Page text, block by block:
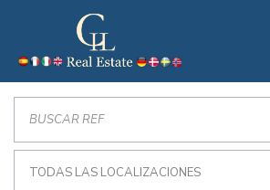
TODAS LAS LOCALIZACIONES